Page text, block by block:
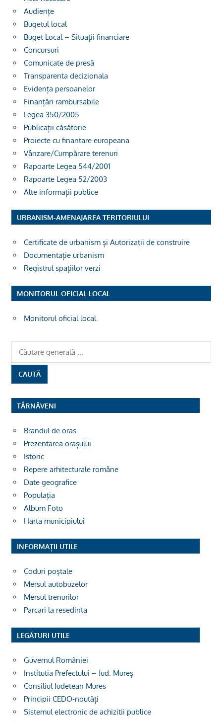
Audiențe
Bugetul local
Buget Local – Situații financiare
Concursuri
Comunicate de presă
Transparenta decizionala
Evidența persoanelor
Finanțări rambursabile
Legea 350/2005
Publicații căsătorie
Proiecte cu finantare europeana
Vânzare/Cumpărare terenuri
Rapoarte Legea 544/2001
Rapoarte Legea 52/2003
Alte informații publice
URBANISM-AMENAJAREA TERITORIULUI
Certificate de urbanism și Autorizații de construire
Documentație urbanism
Registrul spațiilor verzi
MONITORUL OFICIAL LOCAL
Monitorul oficial local
TÂRNĂVENI
Brandul de oras
Prezentarea orașului
Istoric
Repere arhitecturale române
Date geografice
Populația
Album Foto
Harta municipiului
INFORMAȚII UTILE
Coduri poștale
Mersul autobuzelor
Mersul trenurilor
Parcari la resedinta
LEGĂTURI UTILE
Guvernul României
Institutia Prefectului – Jud. Mureș
Consiliul Judetean Mures
Principii CEDO-noutăți
Sistemul electronic de achizitii publice